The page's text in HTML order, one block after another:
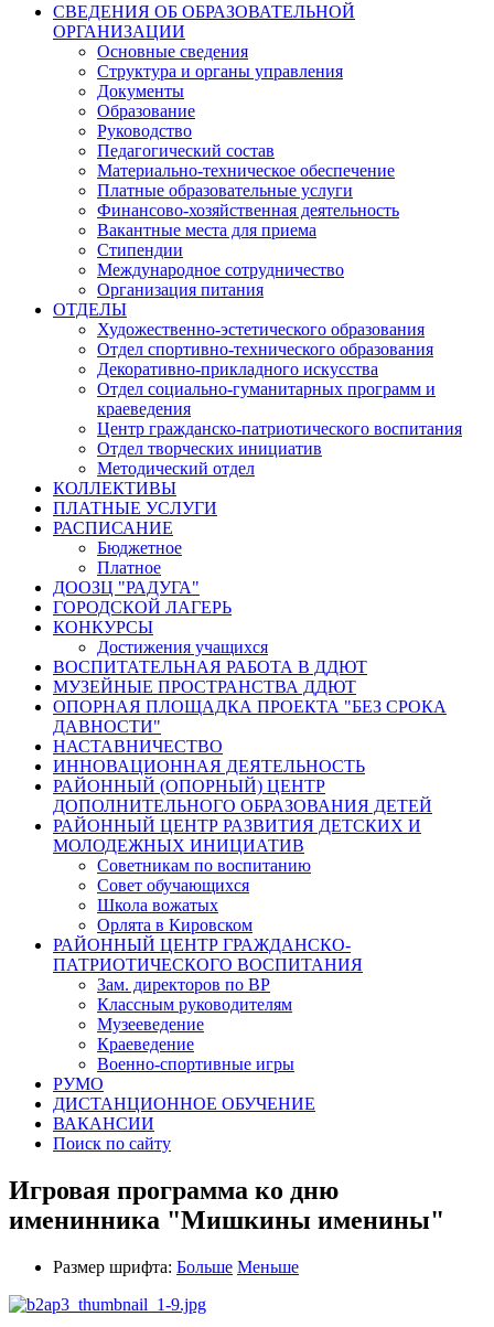
СВЕДЕНИЯ ОБ ОБРАЗОВАТЕЛЬНОЙ
ОРГАНИЗАЦИИ
Основные сведения
Структура и органы управления
Документы
Образование
Руководство
Педагогический состав
Материально-техническое обеспечение
Платные образовательные услуги
Финансово-хозяйственная деятельность
Вакантные места для приема
Стипендии
Международное сотрудничество
Организация питания
ОТДЕЛЫ
Художественно-эстетического образования
Отдел спортивно-технического образования
Декоративно-прикладного искусства
Отдел социально-гуманитарных программ и
краеведения
Центр гражданско-патриотического воспитания
Отдел творческих инициатив
Методический отдел
КОЛЛЕКТИВЫ
ПЛАТНЫЕ УСЛУГИ
РАСПИСАНИЕ
Бюджетное
Платное
ДООЗЦ "РАДУГА"
ГОРОДСКОЙ ЛАГЕРЬ
КОНКУРСЫ
Достижения учащихся
ВОСПИТАТЕЛЬНАЯ РАБОТА В ДДЮТ
МУЗЕЙНЫЕ ПРОСТРАНСТВА ДДЮТ
ОПОРНАЯ ПЛОЩАДКА ПРОЕКТА "БЕЗ СРОКА
ДАВНОСТИ"
НАСТАВНИЧЕСТВО
ИННОВАЦИОННАЯ ДЕЯТЕЛЬНОСТЬ
РАЙОННЫЙ (ОПОРНЫЙ) ЦЕНТР
ДОПОЛНИТЕЛЬНОГО ОБРАЗОВАНИЯ ДЕТЕЙ
РАЙОННЫЙ ЦЕНТР РАЗВИТИЯ ДЕТСКИХ И
МОЛОДЕЖНЫХ ИНИЦИАТИВ
Советникам по воспитанию
Совет обучающихся
Школа вожатых
Орлята в Кировском
РАЙОННЫЙ ЦЕНТР ГРАЖДАНСКО-
ПАТРИОТИЧЕСКОГО ВОСПИТАНИЯ
Зам. директоров по ВР
Классным руководителям
Музееведение
Краеведение
Военно-спортивные игры
РУМО
ДИСТАНЦИОННОЕ ОБУЧЕНИЕ
ВАКАНСИИ
Поиск по сайту
Игровая программа ко дню
именинника "Мишкины именины"
Размер шрифта: Больше Меньше